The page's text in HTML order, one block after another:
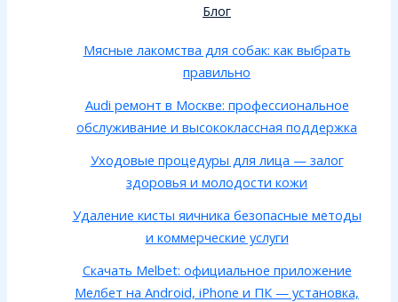
Блог
Мясные лакомства для собак: как выбрать
правильно
Audi ремонт в Москве: профессиональное
обслуживание и высококлассная поддержка
Уходовые процедуры для лица — залог
здоровья и молодости кожи
Удаление кисты яичника безопасные методы
и коммерческие услуги
Скачать Melbet: официальное приложение
Мелбет на Android, iPhone и ПК — установка,